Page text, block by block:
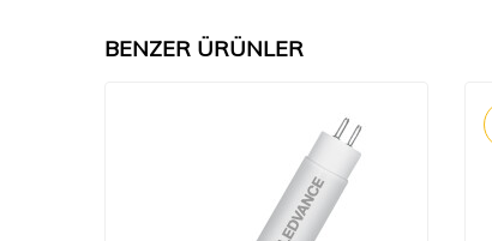
BENZER ÜRÜNLER